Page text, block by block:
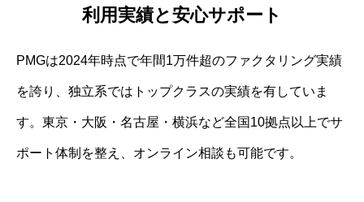
利用実績と安心サポート
PMGは2024年時点で年間1万件超のファクタリング実績
を誇り、独立系ではトップクラスの実績を有していま
す。東京・大阪・名古屋・横浜など全国10拠点以上でサ
ポート体制を整え、オンライン相談も可能です。